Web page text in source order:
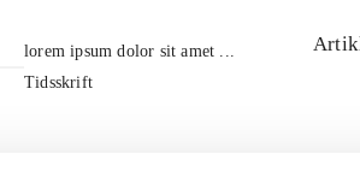
lorem ipsum dolor sit amet ...
Tidsskrift